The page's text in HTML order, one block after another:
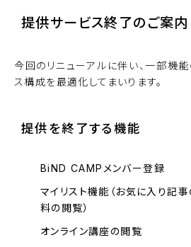
提供サービス終了のご案内
今回のリニューアルに伴い、一部機
ス構成を最適化してまいります。
提供を終了する機能
BiND CAMPメンバー登録
マイリスト機能（お気に入り記
料の閲覧）
オンライン講座の閲覧